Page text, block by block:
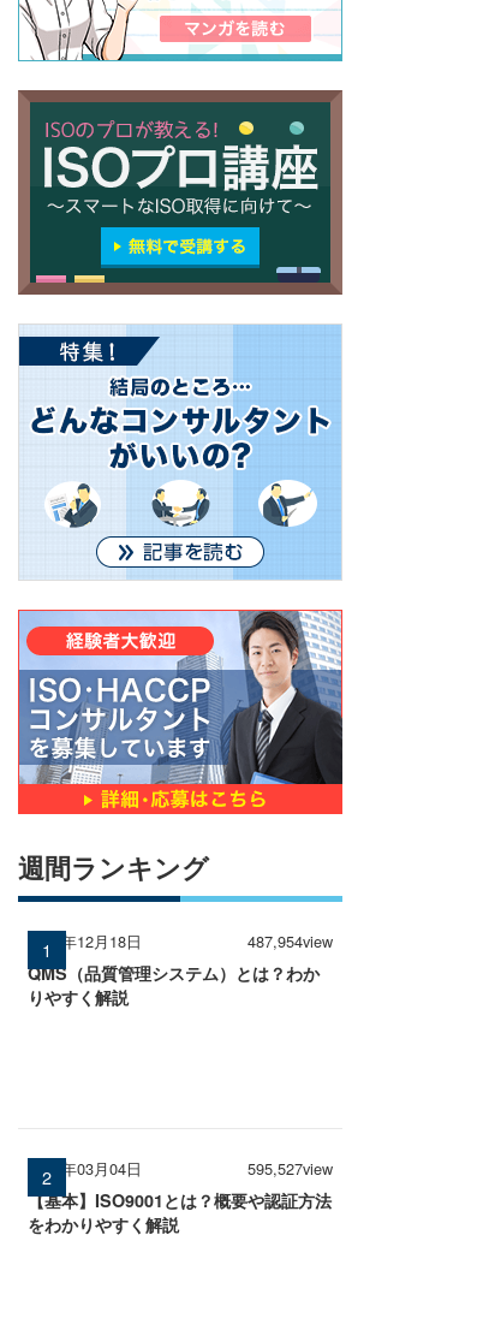
週間ランキング
2024年12月18日 487,954view
QMS（品質管理システム）とは？わか
りやすく解説
2026年03月04日 595,527view
【基本】ISO9001とは？概要や認証方法
をわかりやすく解説